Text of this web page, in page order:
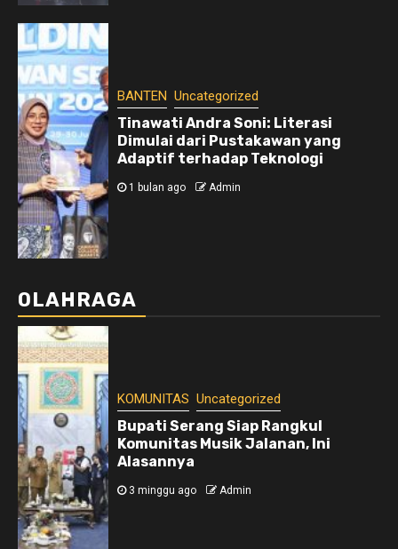
BANTEN Uncategorized
Tinawati Andra Soni: Literasi
Dimulai dari Pustakawan yang
Adaptif terhadap Teknologi
1 bulan ago Admin
OLAHRAGA
KOMUNITAS Uncategorized
Bupati Serang Siap Rangkul
Komunitas Musik Jalanan, Ini
Alasannya
3 minggu ago Admin